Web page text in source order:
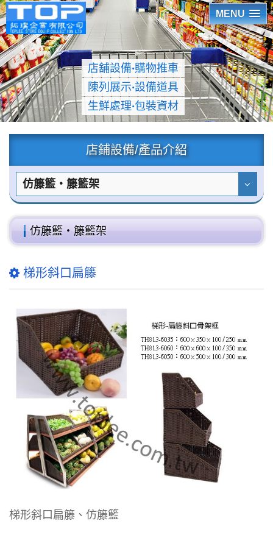
MENU
店舖設備‧購物推車
陳列展示‧設備道具
生鮮處理‧包裝資材
店鋪設備/產品介紹
仿籐籃‧籐籃架
仿籐籃‧籐籃架
梯形斜口扁籐
梯形斜口扁籐、仿籐籃